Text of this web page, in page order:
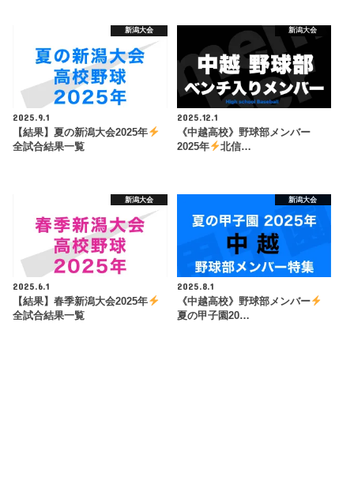
新潟大会
2025.9.1
【結果】夏の新潟大会2025年
全試合結果一覧
新潟大会
2025.12.1
《中越高校》野球部メンバー
2025年
北信…
新潟大会
2025.6.1
【結果】春季新潟大会2025年
全試合結果一覧
新潟大会
2025.8.1
《中越高校》野球部メンバー
夏の甲子園20…